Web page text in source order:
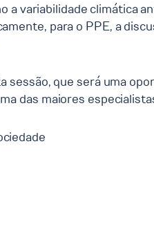
variabilidade climática
para o PPE, a
que será uma
das maiores